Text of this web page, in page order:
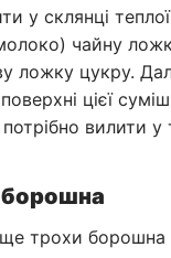
у склянці
чайну
ложку цукру.
цієї
вилити у
трохи борошна